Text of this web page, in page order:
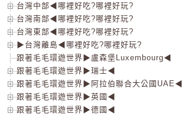
台灣中部◀哪裡好吃?哪裡好玩?
台灣南部◀哪裡好吃?哪裡好玩?
台灣東部◀哪裡好吃?哪裡好玩?
▶台灣離島◀哪裡好吃?哪裡好玩?
跟著毛毛環遊世界▶盧森堡Luxembourg◀
跟著毛毛環遊世界▶瑞士◀
跟著毛毛環遊世界▶阿拉伯聯合大公國UAE◀
跟著毛毛環遊世界▶英國◀
跟著毛毛環遊世界▶德國◀